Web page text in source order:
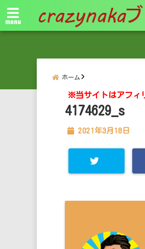
menu
ホーム
※当サイトはアフィ
4174629_s
2021年3月18日